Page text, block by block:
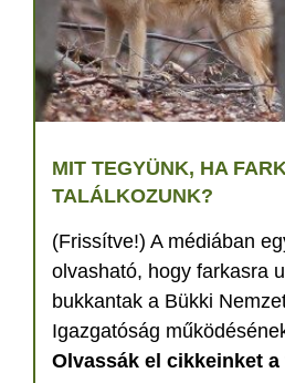
MIT TEGYÜNK, HA
TALÁLKOZUNK?
(Frissítve!) A médiában
olvasható, hogy farkasra
bukkantak a Bükki
Igazgatóság
Olvassák el cikkeinket a